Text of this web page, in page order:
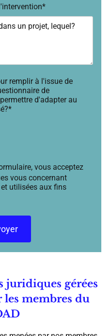
remplir à l'issue de
de
d'adapter au
vous acceptez
vous concernant
utilisées aux fins
juridiques gérées
membres du